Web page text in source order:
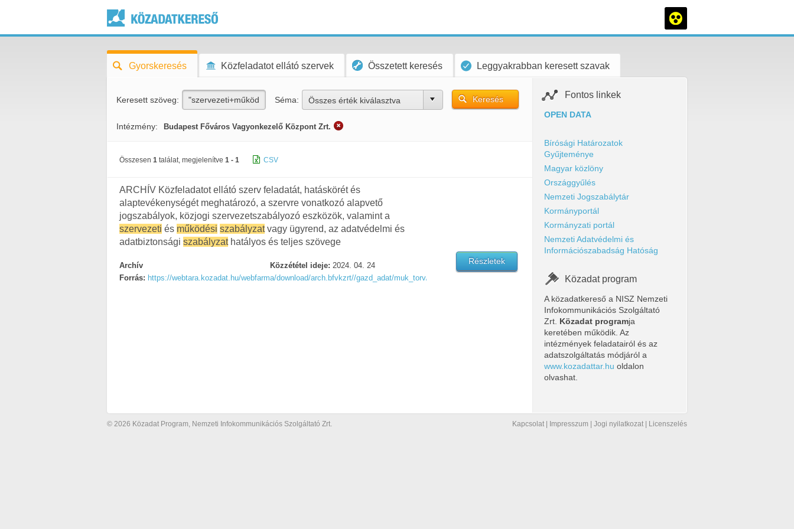
Gyorskeresés Közfeladatot ellátó szervek Összetett keresés Leggyakrabban keresett szavak
Keresett szöveg: Séma: Összes érték kiválasztva Keresés
Intézmény: Budapest Főváros Vagyonkezelő Központ Zrt.
Összesen 1 találat, megjelenítve 1 - 1 CSV
Részletek
ARCHÍV Közfeladatot ellátó szerv feladatát, hatáskörét és
alaptevékenységét meghatározó, a szervre vonatkozó alapvető
jogszabályok, közjogi szervezetszabályozó eszközök, valamint a
szervezeti és működési szabályzatvagy ügyrend, az adatvédelmi és
adatbiztonsági szabályzathatályos és teljes szövege
Archív Közzététel ideje: 2024. 04. 24
Forrás: https://webtara.kozadat.hu/webfarma/download/arch.bfvkzrt//gazd_adat/muk_torv/eredm/1713945774373-szmsz-2016-10-01.pdf
Fontos linkek
OPEN DATA
Bírósági Határozatok
Gyűjteménye
Magyar közlöny
Országgyűlés
Nemzeti Jogszabálytár
Kormányportál
Kormányzati portál
Nemzeti Adatvédelmi és
Információszabadság Hatóság
Közadat program
A közadatkereső a NISZ Nemzeti
Infokommunikációs Szolgáltató
Zrt. Közadat programja
keretében működik. Az
intézmények feladatairól és az
adatszolgáltatás módjáról a
www.kozadattar.hu oldalon
olvashat.
© 2026 Közadat Program, Nemzeti Infokommunikációs Szolgáltató Zrt. Kapcsolat Impresszum Jogi nyilatkozat Licenszelés